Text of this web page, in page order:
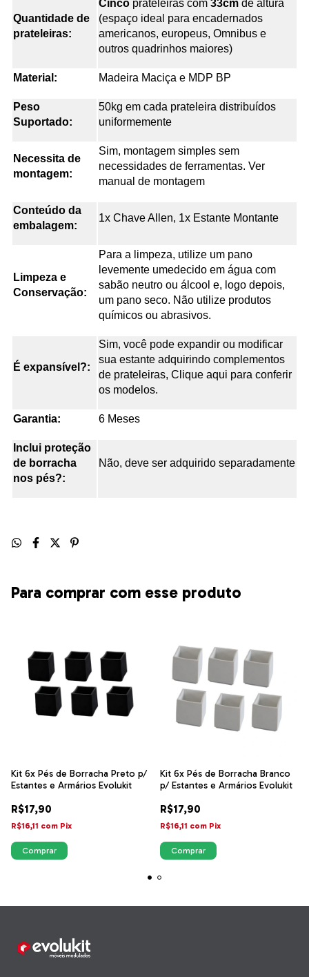
Quantidade de
prateleiras:
Cinco prateleiras com 33cm de altura
(espaço ideal para encadernados
americanos, europeus, Omnibus e
outros quadrinhos maiores)
Material: Madeira Maciça e MDP BP
Peso
Suportado:
50kg em cada prateleira distribuídos
uniformemente
Necessita de
montagem:
Sim, montagem simples sem
necessidades de ferramentas. Ver
manual de montagem
Conteúdo da
embalagem:
1x Chave Allen, 1x Estante Montante
Limpeza e
Conservação:
Para a limpeza, utilize um pano
levemente umedecido em água com
sabão neutro ou álcool e, logo depois,
um pano seco. Não utilize produtos
químicos ou abrasivos.
É expansível?:
Sim, você pode expandir ou modificar
sua estante adquirindo complementos
de prateleiras, Clique aqui para conferir
os modelos.
Garantia: 6 Meses
Inclui proteção
de borracha
nos pés?:
Não, deve ser adquirido separadamente
Para comprar com esse produto
Kit 6x Pés de Borracha Preto p/
Estantes e Armários Evolukit
R$17,90
R$16,11 com Pix
Kit 6x Pés de Borracha Branco
p/ Estantes e Armários Evolukit
R$17,90
R$16,11 com Pix